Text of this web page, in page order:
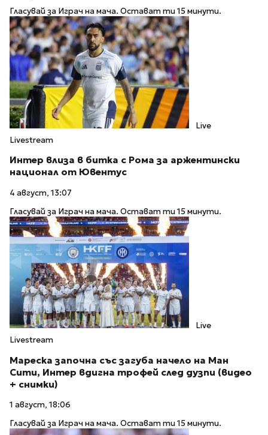
Гласувай за Играч на мача. Остават ти 15 минути.
Live
Livestream
Интер влиза в битка с Рома за аржентински
национал от Ювентус
4 август, 13:07
Гласувай за Играч на мача. Остават ти 15 минути.
Live
Livestream
Мареска започна със загуба начело на Ман
Сити, Интер вдигна трофей след дузпи (видео
+ снимки)
1 август, 18:06
Гласувай за Играч на мача. Остават ти 15 минути.